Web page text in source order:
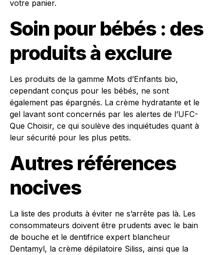
votre panier.
Soin pour bébés : des
produits à exclure
Les produits de la gamme Mots d’Enfants bio,
cependant conçus pour les bébés, ne sont
également pas épargnés. La crème hydratante et le
gel lavant sont concernés par les alertes de l’UFC-
Que Choisir, ce qui soulève des inquiétudes quant à
leur sécurité pour les plus petits.
Autres références
nocives
La liste des produits à éviter ne s’arrête pas là. Les
consommateurs doivent être prudents avec le bain
de bouche et le dentifrice expert blancheur
Dentamyl, la crème dépilatoire Siliss, ainsi que la